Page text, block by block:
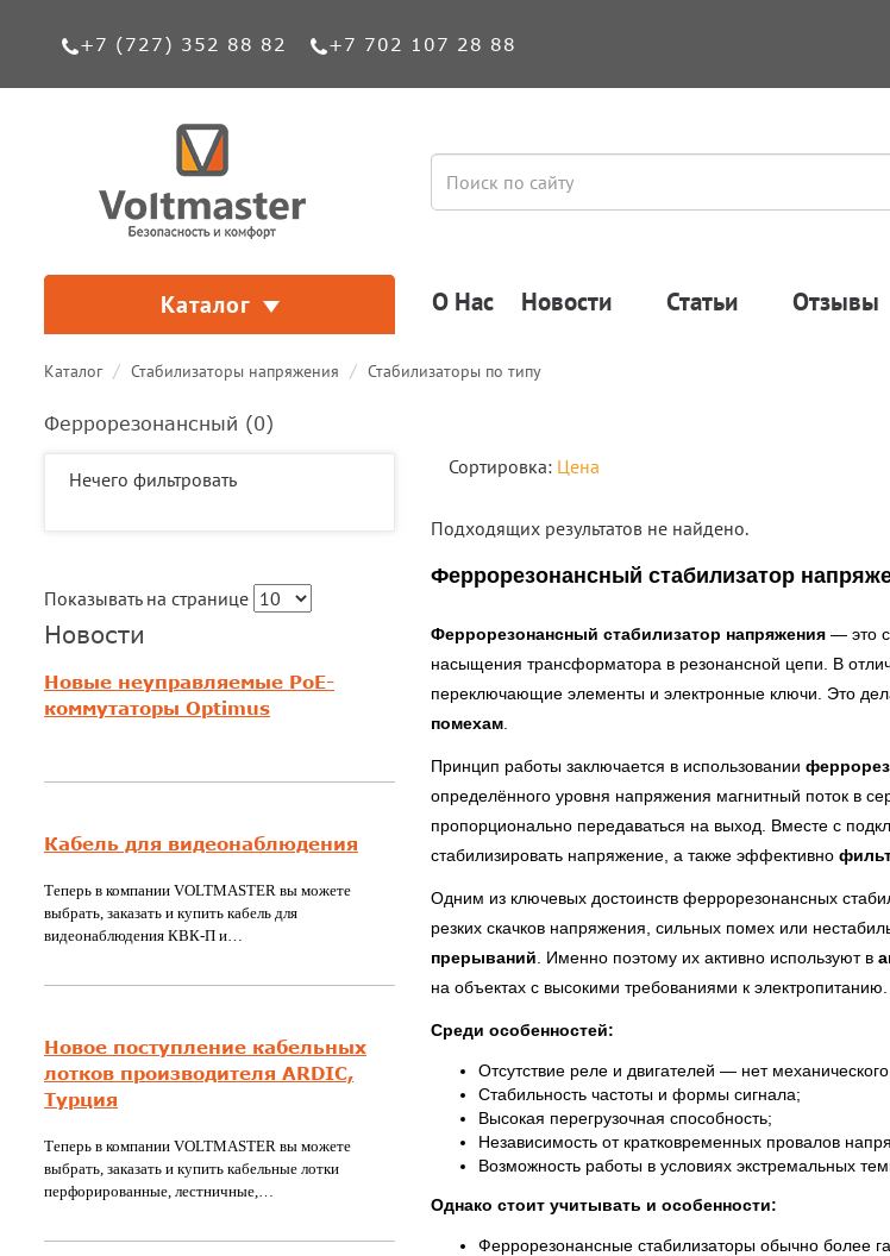
+7 (727) 352 88 82 +7 702 107 28 88
Каталог О Нас Новости Статьи Отзывы
Каталог Стабилизаторы напряжения Стабилизаторы по типу
Феррорезонансный (0)
Нечего фильтровать
Показывать на странице
Новости
Новые неуправляемые PoE-
коммутаторы Optimus
Кабель для видеонаблюдения
Теперь в компании VOLTMASTER вы можете
выбрать, заказать и купить кабель для
видеонаблюдения КВК-П и…
Новое поступление кабельных
лотков производителя ARDIC,
Турция
Теперь в компании VOLTMASTER вы можете
выбрать, заказать и купить кабельные лотки
перфорированные, лестничные,…
Сортировка: Цена
Подходящих результатов не найдено.
Феррорезонансный стабилизатор
Феррорезонансный стабилизатор напряжения — это
насыщения трансформатора в резонансной цепи. В
переключающие элементы и электронные ключи. Это
помехам
Принцип работы заключается в использовании
определённого уровня напряжения магнитный поток в
пропорционально передаваться на выход. Вместе с
стабилизировать напряжение, а также эффективно
Одним из ключевых достоинств феррорезонансных
резких скачков напряжения, сильных помех или
прерываний . Именно поэтому их активно используют в
на объектах с высокими требованиями к электропитанию.
Среди особенностей:
Отсутствие реле и двигателей — нет
Стабильность частоты и формы сигнала;
Высокая перегрузочная способность;
Независимость от кратковременных провалов
Возможность работы в условиях экстремальных
Однако стоит учитывать и особенности:
Феррорезонансные стабилизаторы обычно более